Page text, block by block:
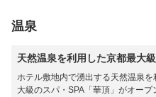
温泉
天然温泉を利用した京都最大
ホテル敷地内で湧出する天然温泉
大級のスパ・SPA「華頂」がオー